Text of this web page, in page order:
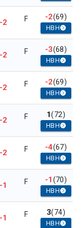
-2 F -2(69)
HBH
-2 F -3(68)
HBH
-2 F -2(69)
HBH
-2 F 1(72)
HBH
-2 F -4(67)
HBH
-1 F -1(70)
HBH
-1 F 3(74)
HBH